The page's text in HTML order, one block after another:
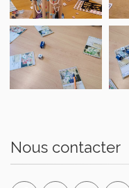
Nous contacter